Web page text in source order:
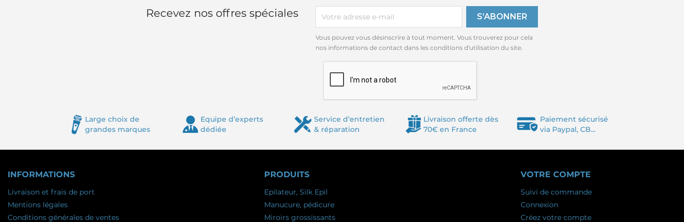
Recevez nos offres spéciales
Vous pouvez vous désinscrire à tout moment. Vous trouverez pour cela
nos informations de contact dans les conditions d'utilisation du site.
Large choix de
grandes marques
Equipe d’experts
dédiée
Service d’entretien
& réparation
Livraison offerte dès
70€ en France
Paiement sécurisé
via Paypal, CB...
INFORMATIONS
Livraison et frais de port
Mentions légales
Conditions générales de ventes
PRODUITS
Epilateur, Silk Epil
Manucure, pédicure
Miroirs grossissants
VOTRE COMPTE
Suivi de commande
Connexion
Créez votre compte